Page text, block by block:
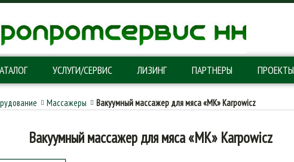
УСЛУГИ/СЕРВИС ЛИЗИНГ ПАРТНЕРЫ ПРОЕКТЫ
Массажеры Вакуумный массажер для мяса «MK» Karpowicz
Вакуумный массажер для мяса «MK» Karpowicz